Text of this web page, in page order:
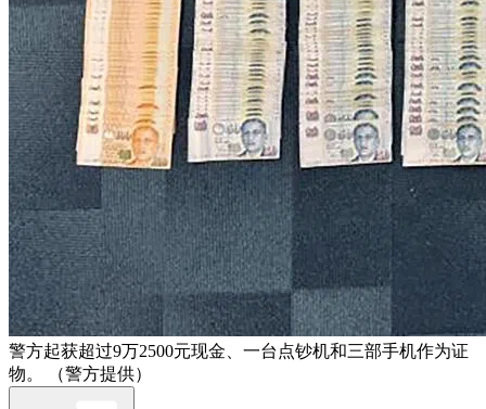
警方起获超过9万2500元现金、一台点钞机和三部手机作为证
物。 （警方提供）